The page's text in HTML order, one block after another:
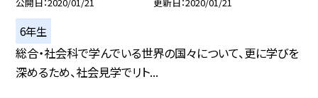
6年生
総合・社会科で学んでいる世界の国々について、更に学びを
深めるため、社会見学でリト...